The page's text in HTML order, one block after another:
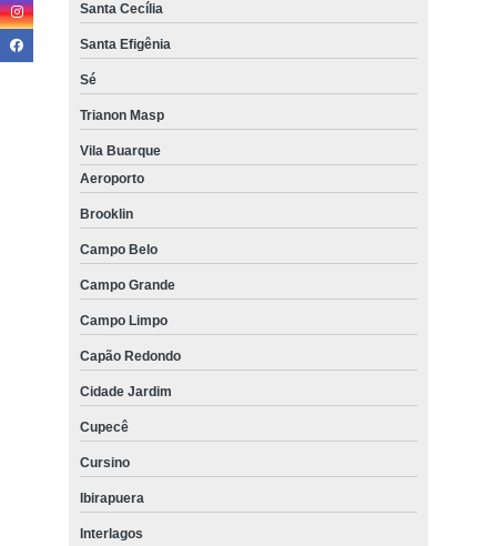
Santa Cecília
Santa Efigênia
Sé
Trianon Masp
Vila Buarque
Aeroporto
Brooklin
Campo Belo
Campo Grande
Campo Limpo
Capão Redondo
Cidade Jardim
Cupecê
Cursino
Ibirapuera
Interlagos